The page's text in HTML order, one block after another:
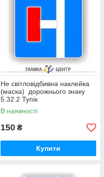
Не світловідбивна наклейка
(маска) дорожнього знаку
5.32.2 Тупік
В наявності
150 ₴
Купити